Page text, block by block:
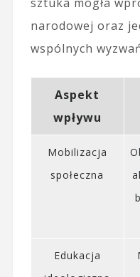
narodowej oraz
wspólnych
Aspekt
wpływu
Mobilizacja
społeczna
Edukacja